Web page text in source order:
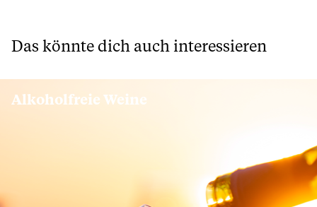
Das könnte dich auch interessieren
Alkoholfreie Weine